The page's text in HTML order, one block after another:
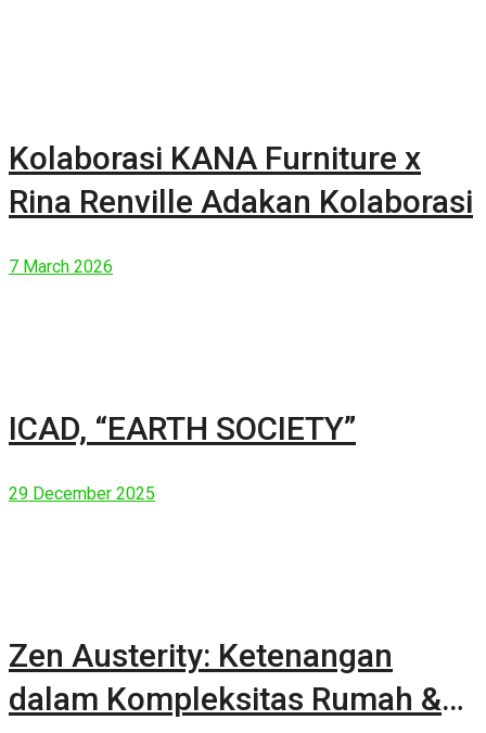
Kolaborasi KANA Furniture x
Rina Renville Adakan Kolaborasi
7 March 2026
ICAD, “EARTH SOCIETY”
29 December 2025
Zen Austerity: Ketenangan
dalam Kompleksitas Rumah &